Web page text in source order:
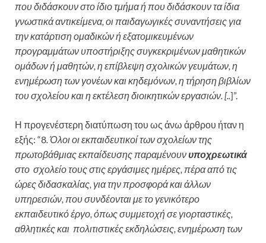
που διδάσκουν στο ίδιο τμήμα ή που διδάσκουν τα ίδια
γνωστικά αντικείμενα, οι παιδαγωγικές συναντήσεις για
την κατάρτιση ομαδικών ή εξατομικευμένων
προγραμμάτων υποστήριξης συγκεκριμένων μαθητικών
ομάδων ή μαθητών, η επίβλεψη σχολικών γευμάτων, η
ενημέρωση των γονέων και κηδεμόνων, η τήρηση βιβλίων
του σχολείου και η εκτέλεση διοικητικών εργασιών. [..]”.
Η προγενέστερη διατύπωση του ως άνω άρθρου ήταν η
εξής: “8. Όλοι οι εκπαιδευτικοί των σχολείων της
πρωτοβάθμιας εκπαίδευσης παραμένουνυποχρεωτικά
στο σχολείο τους στις εργάσιμες ημέρες, πέρα από τις
ώρες διδασκαλίας, για την προσφορά και άλλων
υπηρεσιών, που συνδέονται με το γενικότερο
εκπαιδευτικό έργο, όπως συμμετοχή σε γιορταστικές,
αθλητικές και πολιτιστικές εκδηλώσεις, ενημέρωση των